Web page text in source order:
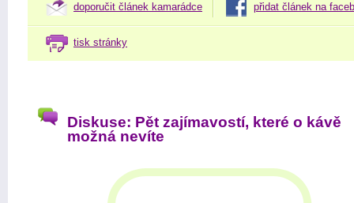
doporučit článek kamarádce přidat článek na
tisk stránky
Diskuse: Pět zajímavostí, které o kávě
možná nevíte